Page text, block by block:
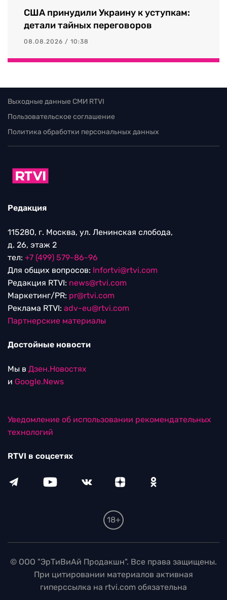
США принудили Украину к уступкам:
детали тайных переговоров
08.08.2026 / 10:38
Выходные данные СМИ RTVI
Пользовательское соглашение
Политика обработки персональных данных
Редакция
115280, г. Москва, ул. Ленинская слобода,
д. 26, этаж 2
тел: +7 (499) 579-86-96
Для общих вопросов: Infortvi@rtvi.com
Редакция RTVI: news@rtvi.com
Маркетинг/PR: pr@rtvi.com
Реклама RTVI: adv-eu@rtvi.com
Партнерские материалы
Достойные новости
Мы в Дзен.Новостях
и Google.News
Уведомление об использовании рекомендательных
технологий
RTVI в соцсетях
18+
© ООО "ЭрТиВиАй Продакшн". Все права защищены.
При цитировании материалов активная
гиперссылка на rtvi.com обязательна